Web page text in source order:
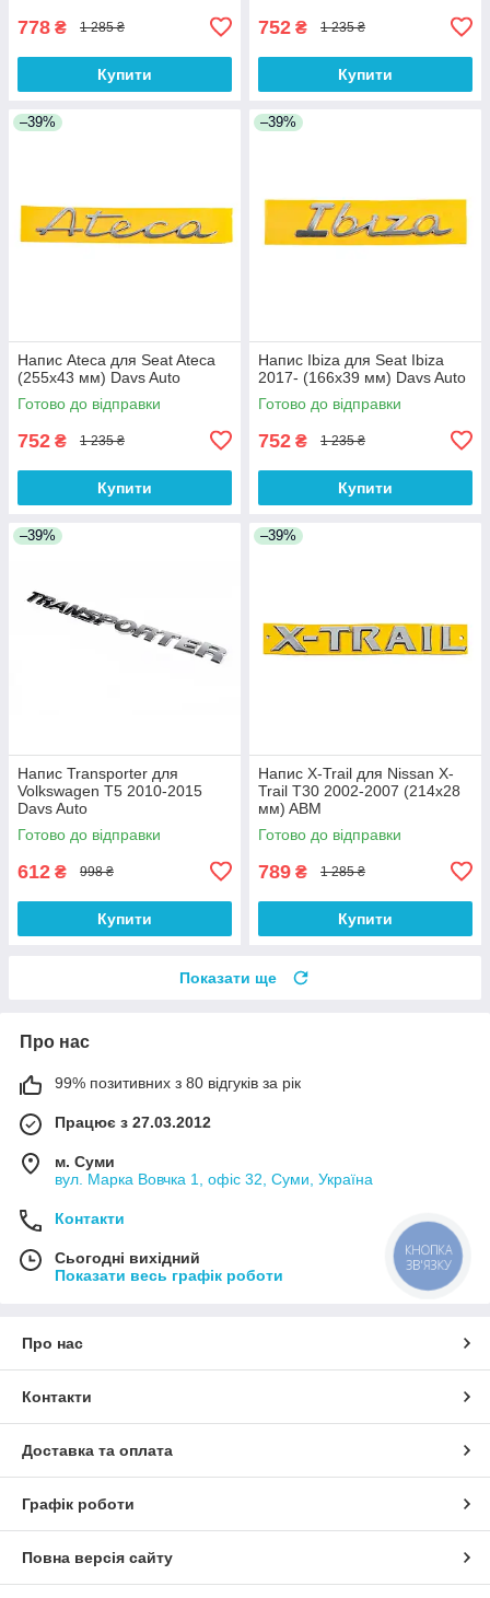
778 ₴ 1 285 ₴
Купити
752 ₴ 1 235 ₴
Купити
–39%
Напис Ateca для Seat Ateca
(255х43 мм) Davs Auto
Готово до відправки
752 ₴ 1 235 ₴
Купити
–39%
Напис Ibiza для Seat Ibiza
2017- (166х39 мм) Davs Auto
Готово до відправки
752 ₴ 1 235 ₴
Купити
–39%
Напис Transporter для
Volkswagen T5 2010-2015
Davs Auto
Готово до відправки
612 ₴ 998 ₴
Купити
–39%
Напис X-Trail для Nissan X-
Trail T30 2002-2007 (214х28
мм) ABM
Готово до відправки
789 ₴ 1 285 ₴
Купити
Показати ще
Про нас
99% позитивних з 80 відгуків за рік
Працює з 27.03.2012
м. Суми
вул. Марка Вовчка 1, офіс 32, Суми, Україна
Контакти
Сьогодні вихідний
Показати весь графік роботи
Про нас
Контакти
Доставка та оплата
Графік роботи
Повна версія сайту
КНОПКА
ЗВ'ЯЗКУ